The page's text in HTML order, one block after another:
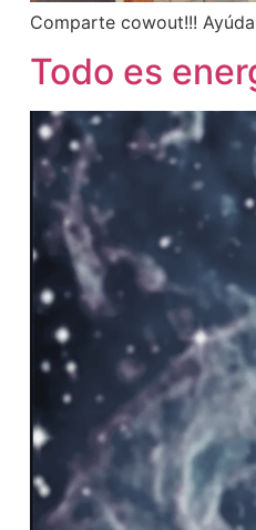
Comparte cowout!!!
Todo es